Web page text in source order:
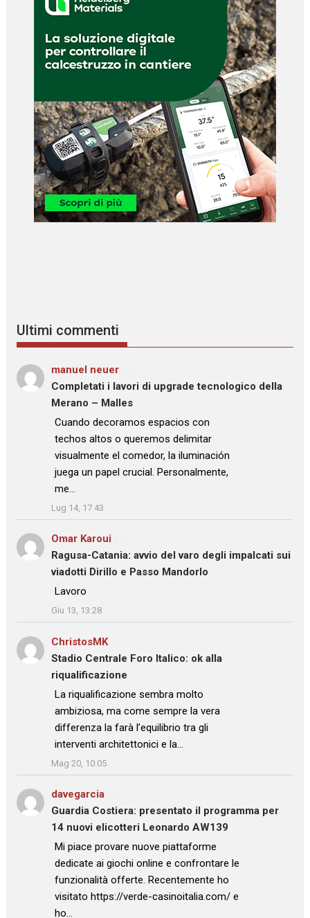
Ultimi commenti
manuel neuer
Completati i lavori di upgrade tecnologico della
Merano – Malles
: “
Cuando decoramos espacios con
techos altos o queremos delimitar
visualmente el comedor, la iluminación
juega un papel crucial. Personalmente,
me…
”
Lug 14, 17:43
Omar Karoui
Ragusa-Catania: avvio del varo degli impalcati sui
viadotti Dirillo e Passo Mandorlo
: “Lavoro
”
Giu 13, 13:28
ChristosMKsu
Stadio Centrale Foro Italico: ok alla
riqualificazione
: “La riqualificazione sembra molto
ambiziosa, ma come sempre la vera
differenza la farà l’equilibrio tra gli
interventi architettonici e la…
”
Mag 20, 10:05
davegarcia
Guardia Costiera: presentato il programma per
14 nuovi elicotteri Leonardo AW139
: “Mi piace provare nuove piattaforme
dedicate ai giochi online e confrontare le
funzionalità offerte. Recentemente ho
visitato https://verde-casinoitalia.com/ e
ho…